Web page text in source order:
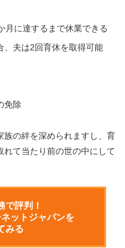
月に達するまで休業できる
、夫は2回育休を取得可能
免除
族の絆を深められますし、育
れて当たり前の世の中にして
で評判！
ットジャパンを
みる